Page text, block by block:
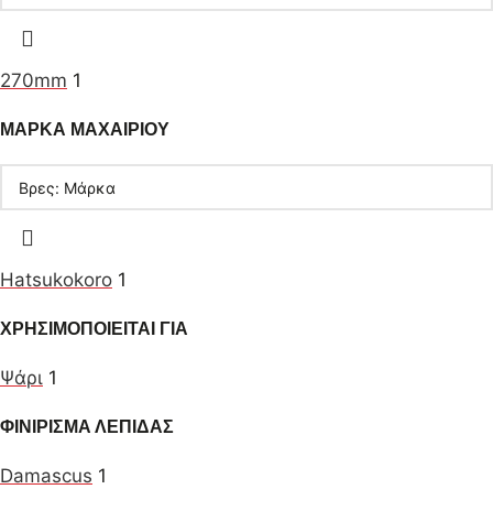
270mm 1
ΜΑΡΚΑ ΜΑΧΑΙΡΙΟΥ
Hatsukokoro 1
ΧΡΗΣΙΜΟΠΟΙΕΙΤΑΙ ΓΙΑ
Ψάρι 1
ΦΙΝΙΡΙΣΜΑ ΛΕΠΙΔΑΣ
Damascus 1